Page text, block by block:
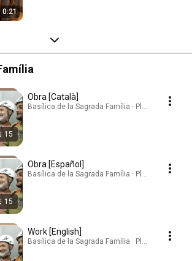
0:21
15
Obra [Català]
Basílica de la Sagrada Família · Playlist
15
Obra [Español]
Basílica de la Sagrada Família · Playlist
Work [English]
Basílica de la Sagrada Família · Playlist